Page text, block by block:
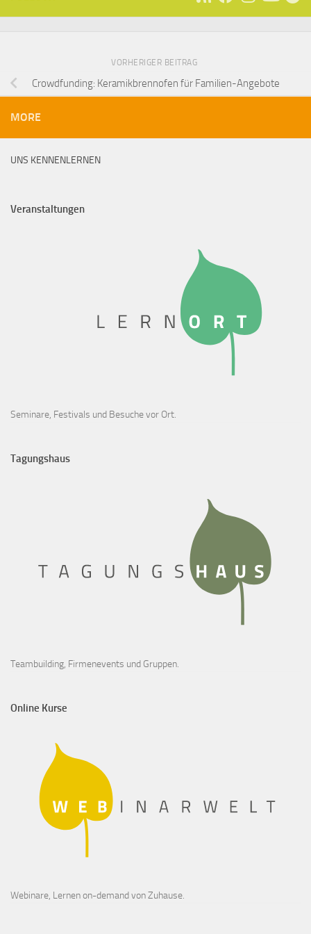
VORHERIGER BEITRAG
Crowdfunding: Keramikbrennofen für Familien-Angebote
MORE
UNS KENNENLERNEN
Veranstaltungen
Seminare, Festivals und Besuche vor Ort.
Tagungshaus
Teambuilding, Firmenevents und Gruppen.
Online Kurse
Webinare, Lernen on-demand von Zuhause.